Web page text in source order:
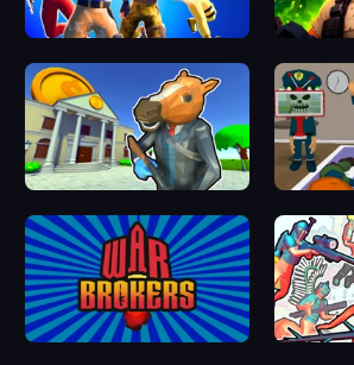
Overtide.io Zombie
Bank Robbery 3 Find The
War Brokers Funny